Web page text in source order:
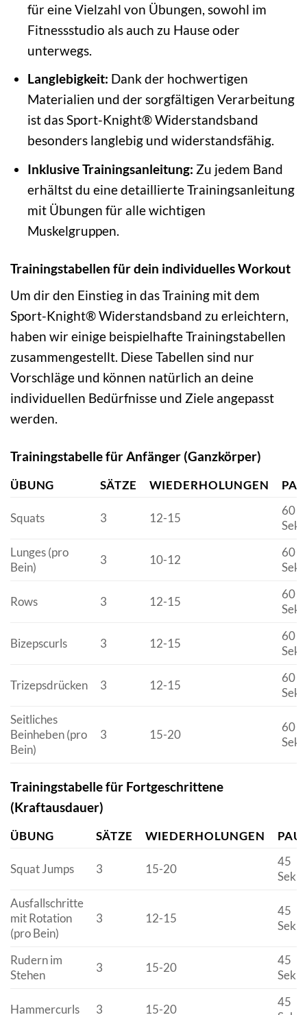
für eine Vielzahl von Übungen, sowohl im
Fitnessstudio als auch zu Hause oder
unterwegs.
Langlebigkeit: Dank der hochwertigen
Materialien und der sorgfältigen Verarbeitung
ist das Sport-Knight® Widerstandsband
besonders langlebig und widerstandsfähig.
Inklusive Trainingsanleitung: Zu jedem Band
erhältst du eine detaillierte Trainingsanleitung
mit Übungen für alle wichtigen
Muskelgruppen.
Trainingstabellen für dein individuelles Workout
Um dir den Einstieg in das Training mit dem
Sport-Knight® Widerstandsband zu erleichtern,
haben wir einige beispielhafte Trainingstabellen
zusammengestellt. Diese Tabellen sind nur
Vorschläge und können natürlich an deine
individuellen Bedürfnisse und Ziele angepasst
werden.
Trainingstabelle für Anfänger (Ganzkörper)
ÜBUNG SÄTZE WIEDERHOLUNGEN
Squats 3 12-15
60
Lunges (pro
Bein)
3 10-12
60
Rows 3 12-15
60
Bizepscurls 3 12-15
60
Trizepsdrücken 3 12-15
60
Seitliches
Beinheben (pro
Bein)
3 15-20
60
Trainingstabelle für Fortgeschrittene
(Kraftausdauer)
ÜBUNG SÄTZE WIEDERHOLUNGEN
Squat Jumps 3 15-20
45
Ausfallschritte
mit Rotation
(pro Bein)
3 12-15
45
Rudern im
Stehen
3 15-20
45
Hammercurls 3 15-20
45